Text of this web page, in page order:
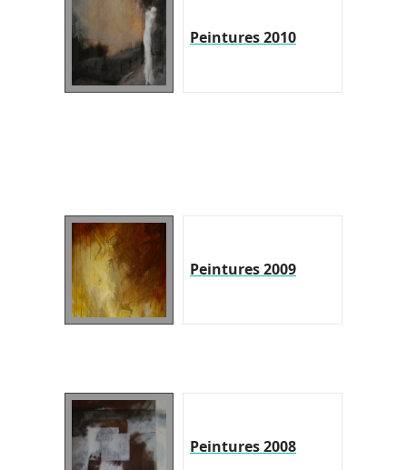
Peintures 2010
Peintures 2009
Peintures 2008